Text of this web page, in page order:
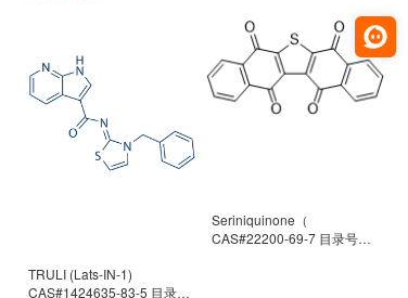
TRULI (Lats-IN-1)
CAS#1424635-83-5 目录号
Seriniquinone（
CAS#22200-69-7 目录号